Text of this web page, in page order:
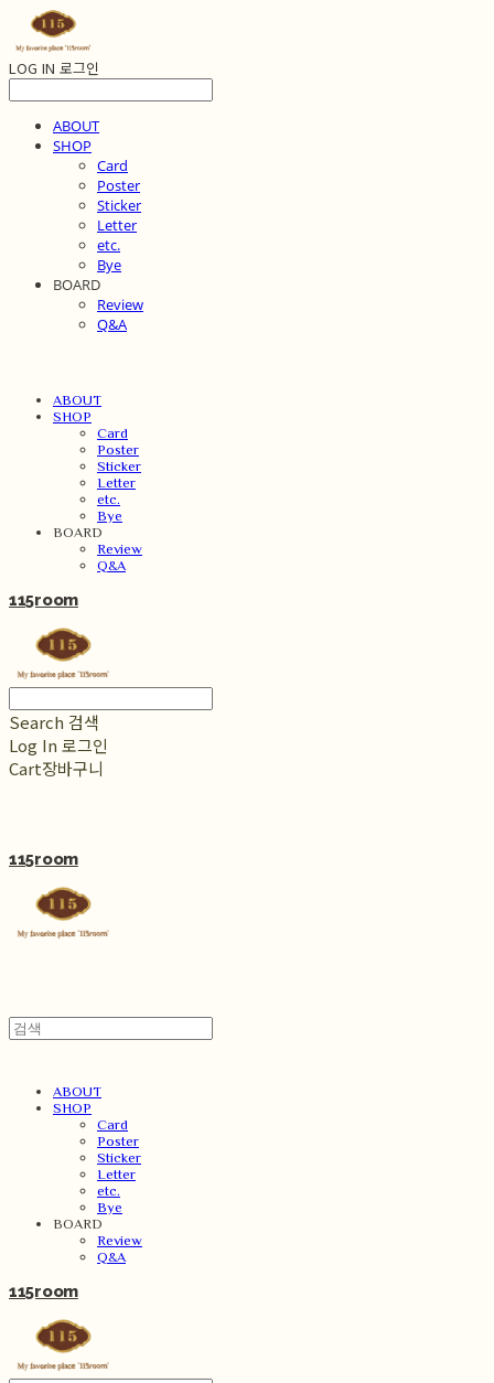
LOG IN 로그인
ABOUT
SHOP
Card
Poster
Sticker
Letter
etc.
Bye
BOARD
Review
Q&A
ABOUT
SHOP
Card
Poster
Sticker
Letter
etc.
Bye
BOARD
Review
Q&A
115room
Search 검색
Log In 로그인
Cart장바구니
115room
ABOUT
SHOP
Card
Poster
Sticker
Letter
etc.
Bye
BOARD
Review
Q&A
115room